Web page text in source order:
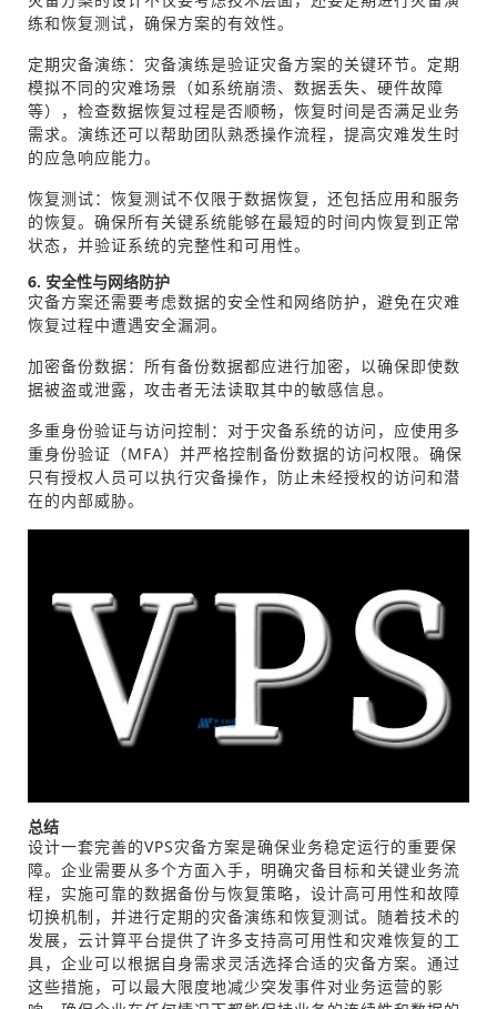
练和恢复测试，确保方案的有效性。
定期灾备演练：灾备演练是验证灾备方案的关键环节。定期
模拟不同的灾难场景（如系统崩溃、数据丢失、硬件故障
等），检查数据恢复过程是否顺畅，恢复时间是否满足业务
需求。演练还可以帮助团队熟悉操作流程，提高灾难发生时
的应急响应能力。
恢复测试：恢复测试不仅限于数据恢复，还包括应用和服务
的恢复。确保所有关键系统能够在最短的时间内恢复到正常
状态，并验证系统的完整性和可用性。
6. 安全性与网络防护
灾备方案还需要考虑数据的安全性和网络防护，避免在灾难
恢复过程中遭遇安全漏洞。
加密备份数据：所有备份数据都应进行加密，以确保即使数
据被盗或泄露，攻击者无法读取其中的敏感信息。
多重身份验证与访问控制：对于灾备系统的访问，应使用多
重身份验证（MFA）并严格控制备份数据的访问权限。确保
只有授权人员可以执行灾备操作，防止未经授权的访问和潜
在的内部威胁。
总结
设计一套完善的VPS灾备方案是确保业务稳定运行的重要保
障。企业需要从多个方面入手，明确灾备目标和关键业务流
程，实施可靠的数据备份与恢复策略，设计高可用性和故障
切换机制，并进行定期的灾备演练和恢复测试。随着技术的
发展，云计算平台提供了许多支持高可用性和灾难恢复的工
具，企业可以根据自身需求灵活选择合适的灾备方案。通过
这些措施，可以最大限度地减少突发事件对业务运营的影